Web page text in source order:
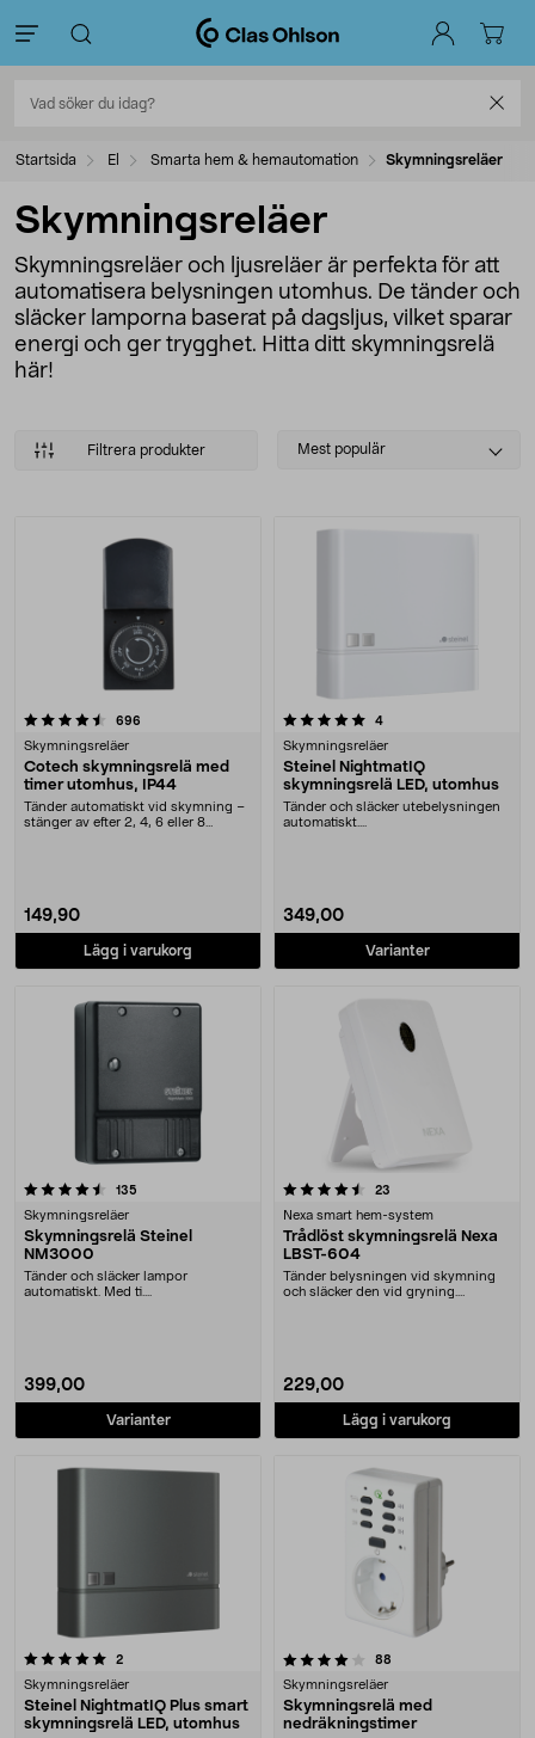
Startsida El Smarta hem & hemautomation Skymningsreläer
Skymningsreläer
Skymningsreläer och ljusreläer är perfekta för att
automatisera belysningen utomhus. De tänder och
släcker lamporna baserat på dagsljus, vilket sparar
energi och ger trygghet. Hitta ditt skymningsrelä
här!
Filtrera produkter
Select
Mest populär
Produkter
696
Skymningsreläer
Cotech skymningsrelä med
timer utomhus, IP44
Tänder automatiskt vid skymning –
stänger av efter 2, 4, 6 eller 8
149,90
Lägg i varukorg
5.0 av 5 stjärnor 4recensioner
Skymningsreläer
Steinel NightmatIQ
skymningsrelä LED, utomhus
Tänder och släcker utebelysningen
automatiskt....
349,00
Varianter
135
Skymningsreläer
Skymningsrelä Steinel
NM3000
Tänder och släcker lampor
automatiskt. Med ti....
399,00
Varianter
4.5 av 5 stjärnor 23
Nexa smart hem-system
Trådlöst skymningsrelä Nexa
LBST-604
Tänder belysningen vid skymning
och släcker den vid gryning.
229,00
Lägg i varukorg
2recensioner
Skymningsreläer
Steinel NightmatIQ Plus smart
skymningsrelä LED, utomhus
4.0 av 5 stjärnor 88
Skymningsreläer
Skymningsrelä med
nedräkningstimer